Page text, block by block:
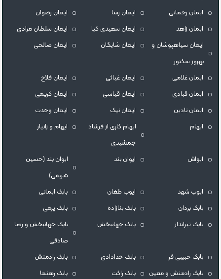
ایمان رحمانی
ایمان رسا
ایمان رضوان
ایمان زاهد
ایمان سعیدی کیا
ایمان سلطان مرادی
ایمان سیاهپوشان و
بهروز سکتور
ایمان شایگان ایمان صالحی
ایمان غلامی ایمان غیاثی
ایمان فلاح
ایمان قبادی
ایمان قیاسی
ایمان کریمی
ایمان نادین
ایمان نیک
ایمان وحدت
ایهام
ایهام کاری از فرشاد
جمشیدی
ایهام و زانیار
ایواش ایوان بند
ایوان بند (حسین
شریفی)
ایوب شهد
ایوب طغان
بابک ایمانی
بابک بردان
بابک بنازاده
بابک پرمی
بابک تیرانداز
بابک جهانبخش
بابک جهانبخش و رضا
صادقی
بابک حبیبی فر
بابک خدادادی
بابک رادمنش
بابک رادمنش و معین
بابک راکت
بابک رهنما